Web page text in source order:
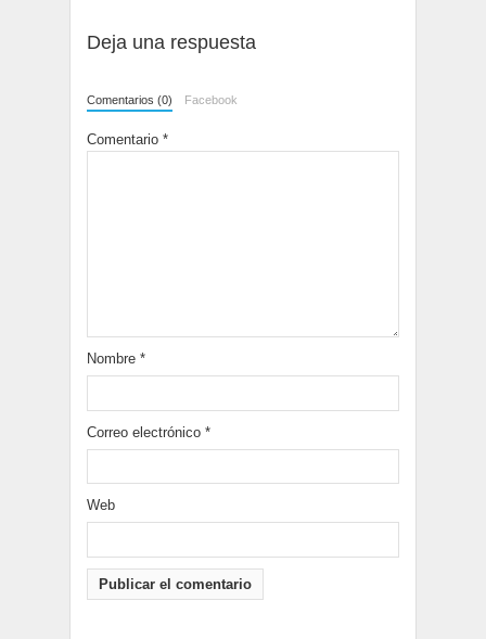
Deja una respuesta
Comentarios (0) Facebook
Comentario *
Nombre *
Correo electrónico *
Web